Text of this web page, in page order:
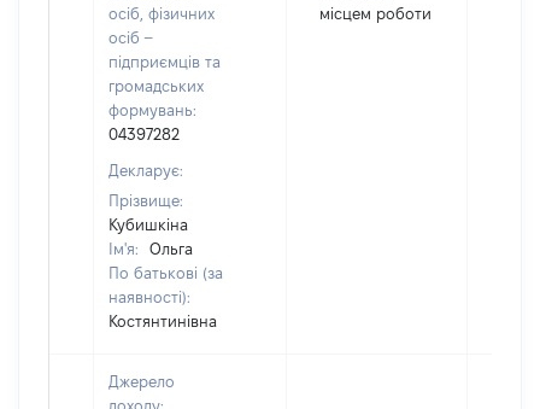
осіб, фізичних
осіб –
підприємців та
громадських
формувань:
04397282
Декларує:
Прізвище:
Кубишкіна
Ім'я:
Ольга
По батькові (за
наявності):
Костянтинівна
місцем роботи
Джерело
доходу: